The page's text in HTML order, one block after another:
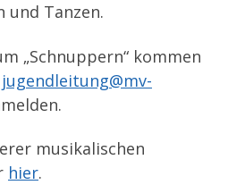
und Tanzen.
„Schnuppern“ kommen
jugendleitung@mv-
musikalischen
hier.